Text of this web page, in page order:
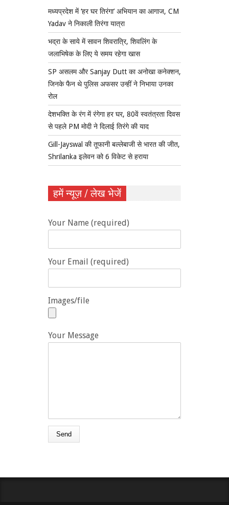
मध्यप्रदेश में ‘हर घर तिरंगा’ अभियान का आगाज, CM
Yadav ने निकाली तिरंगा यात्रा
भद्रा के साये में सावन शिवरात्रि, शिवलिंग के
जलाभिषेक के लिए ये समय रहेगा खास
SP असलम और Sanjay Dutt का अनोखा कनेक्शन,
जिनके फैन थे पुलिस अफसर उन्हीं ने निभाया उनका
रोल
देशभक्ति के रंग में रंगेगा हर घर, 80वें स्वतंत्रता दिवस
से पहले PM मोदी ने दिलाई तिरंगे की याद
Gill-Jayswal की तूफानी बल्लेबाजी से भारत की जीत,
Shrilanka इलेवन को 6 विकेट से हराया
हमें न्यूज़ / लेख भेजें
Your Name (required)
Your Email (required)
Images/file
Your Message